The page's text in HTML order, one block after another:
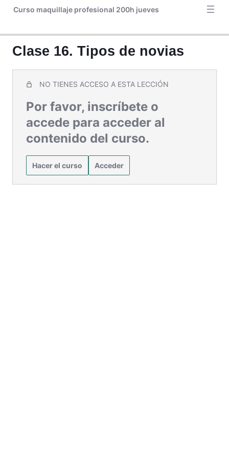
Curso maquillaje profesional 200h jueves
Clase 23. Redes sociales
Clase 24. Maquillaje pieles maduras
Clase 16. Tipos de novias
NO TIENES ACCESO A ESTA LECCIÓN
Por favor, inscríbete o
accede para acceder al
contenido del curso.
Hacer el curso Acceder